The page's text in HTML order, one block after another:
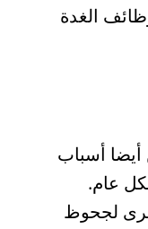
الغدة
أسباب
عام.
لجحوظ